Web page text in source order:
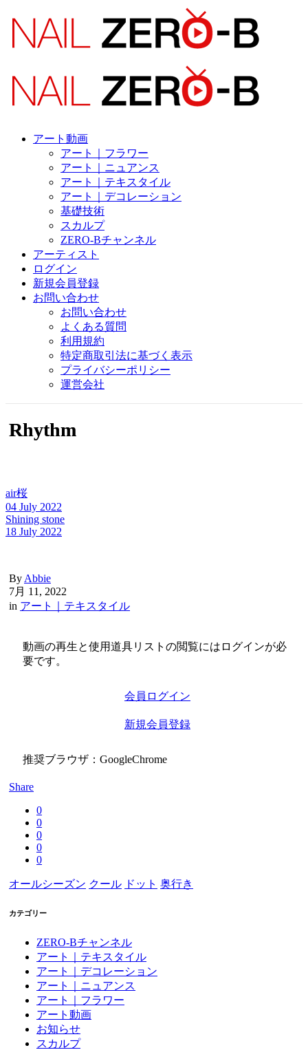
アート動画
アート｜フラワー
アート｜ニュアンス
アート｜テキスタイル
アート｜デコレーション
基礎技術
スカルプ
ZERO-Bチャンネル
アーティスト
ログイン
新規会員登録
お問い合わせ
お問い合わせ
よくある質問
利用規約
特定商取引法に基づく表示
プライバシーポリシー
運営会社
Rhythm
air桜
04 July 2022
Shining stone
18 July 2022
By Abbie
7月 11, 2022
in アート｜テキスタイル
動画の再生と使用道具リストの閲覧にはログインが必
要です。
会員ログイン
新規会員登録
推奨ブラウザ：GoogleChrome
Share
0
0
0
0
0
オールシーズン クール ドット 奥行き
カテゴリー
ZERO-Bチャンネル
アート｜テキスタイル
アート｜デコレーション
アート｜ニュアンス
アート｜フラワー
アート動画
お知らせ
スカルプ